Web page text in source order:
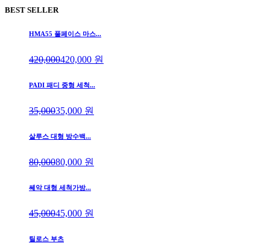
BEST SELLER
HMA55 풀페이스 마스...
420,000420,000 원
PADI 패디 중형 세척...
35,00035,000 원
살루스 대형 방수백...
80,00080,000 원
쎄악 대형 세척가방...
45,00045,000 원
틸로스 부츠